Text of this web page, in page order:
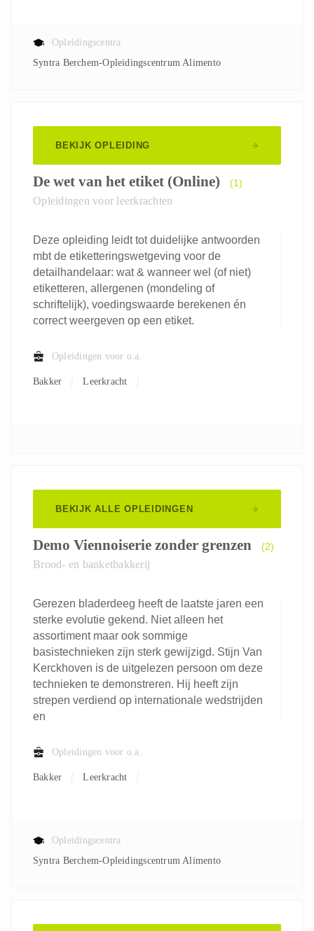
Opleidingscentra
Syntra Berchem-Opleidingscentrum Alimento
BEKIJK OPLEIDING
De wet van het etiket (Online) (1)
Opleidingen voor leerkrachten
Deze opleiding leidt tot duidelijke antwoorden
mbt de etiketteringswetgeving voor de
detailhandelaar: wat & wanneer wel (of niet)
etiketteren, allergenen (mondeling of
schriftelijk), voedingswaarde berekenen én
correct weergeven op een etiket.
Opleidingen voor o.a.
Bakker Leerkracht
BEKIJK ALLE OPLEIDINGEN
Demo Viennoiserie zonder grenzen (2)
Brood- en banketbakkerij
Gerezen bladerdeeg heeft de laatste jaren een
sterke evolutie gekend. Niet alleen het
assortiment maar ook sommige
basistechnieken zijn sterk gewijzigd. Stijn Van
Kerckhoven is de uitgelezen persoon om deze
technieken te demonstreren. Hij heeft zijn
strepen verdiend op internationale wedstrijden
en
Opleidingen voor o.a.
Bakker Leerkracht
Opleidingscentra
Syntra Berchem-Opleidingscentrum Alimento